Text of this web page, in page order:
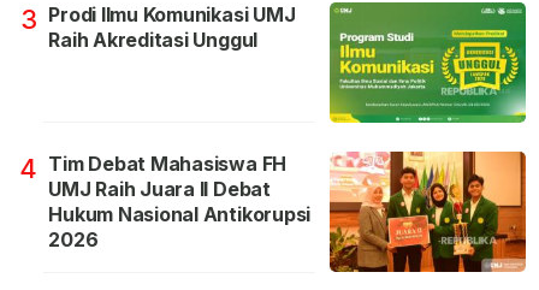
3 Prodi Ilmu Komunikasi UMJ
Raih Akreditasi Unggul
4 Tim Debat Mahasiswa FH
UMJ Raih Juara II Debat
Hukum Nasional Antikorupsi
2026